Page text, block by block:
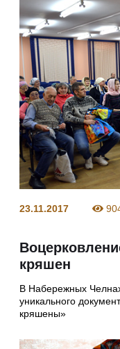
23.11.2017
кряшен
В Набережных
уникального
кряшены»